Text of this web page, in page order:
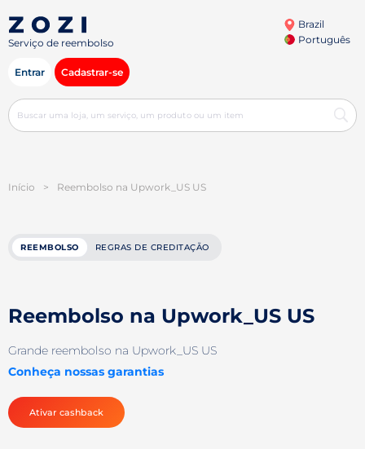
Serviço de reembolso
Brazil
Português
Entrar Cadastrar-se
Início > Reembolso na Upwork_US US
REEMBOLSO REGRAS DE CREDITAÇÃO
Reembolso na Upwork_US US
Grande reembolso na Upwork_US US
Conheça nossas garantias
Ativar cashback